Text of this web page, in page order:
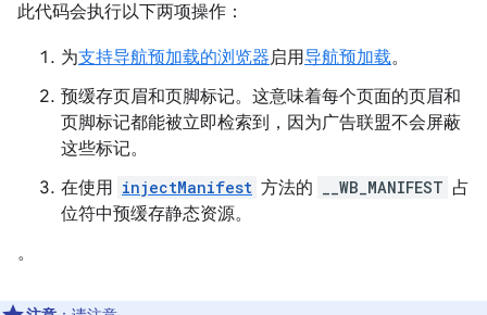
此代码会执行以下两项操作：
为支持导航预加载的浏览器启用导航预加载。
预缓存页眉和页脚标记。这意味着每个页面的页眉和
页脚标记都能被立即检索到，因为广告联盟不会屏蔽
这些标记。
在使用 injectManifest 方法的 __WB_MANIFEST 占
位符中预缓存静态资源。
。